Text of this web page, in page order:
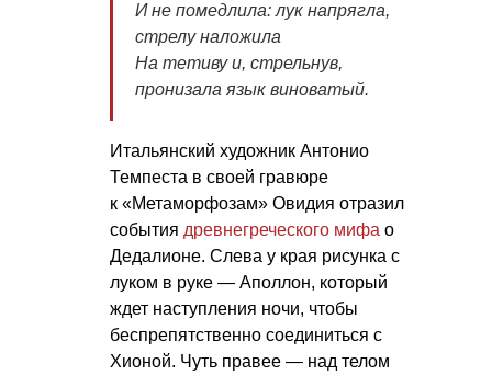
И не помедлила: лук напрягла,
стрелу наложила
На тетиву и, стрельнув,
пронизала язык виноватый.
Итальянский художник Антонио
Темпеста в своей гравюре
к «Метаморфозам» Овидия отразил
события древнегреческого мифа о
Дедалионе. Слева у края рисунка с
луком в руке — Аполлон, который
ждет наступления ночи, чтобы
беспрепятственно соединиться с
Хионой. Чуть правее — над телом